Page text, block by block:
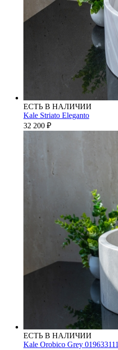
ЕСТЬ В НАЛИЧИИ
Kale Striato Eleganto
32 200 ₽
ЕСТЬ В НАЛИЧИИ
Kale Orobico Grey 019633111